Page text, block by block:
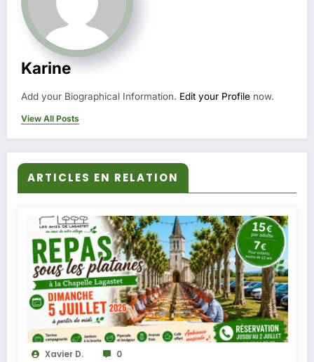
Karine
Add your Biographical Information. Edit your Profile now.
View All Posts
ARTICLES EN RELATION
Xavier D. 0